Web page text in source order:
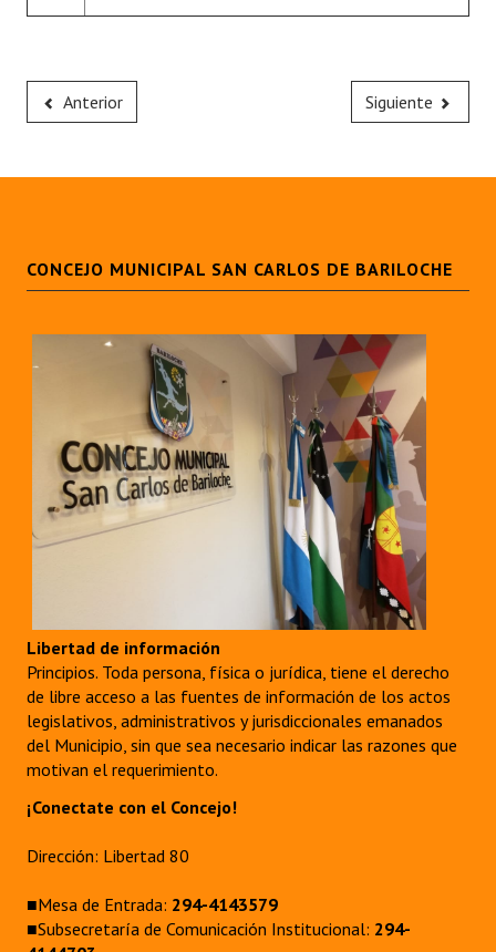
Anterior Siguiente
CONCEJO MUNICIPAL SAN CARLOS DE BARILOCHE
Libertad de información
Principios. Toda persona, física o jurídica, tiene el derecho
de libre acceso a las fuentes de información de los actos
legislativos, administrativos y jurisdiccionales emanados
del Municipio, sin que sea necesario indicar las razones que
motivan el requerimiento.
¡Conectate con el Concejo!
Dirección: Libertad 80
■Mesa de Entrada: 294-4143579
■Subsecretaría de Comunicación Institucional: 294-